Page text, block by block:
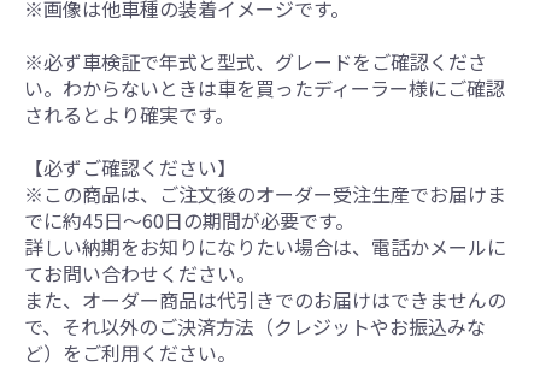
※画像は他車種の装着イメージです。
※必ず車検証で年式と型式、グレードをご確認くださ
い。わからないときは車を買ったディーラー様にご確認
されるとより確実です。
【必ずご確認ください】
※この商品は、ご注文後のオーダー受注生産でお届けま
でに約45日～60日の期間が必要です。
詳しい納期をお知りになりたい場合は、電話かメールに
てお問い合わせください。
また、オーダー商品は代引きでのお届けはできませんの
で、それ以外のご決済方法（クレジットやお振込みな
ど）をご利用ください。